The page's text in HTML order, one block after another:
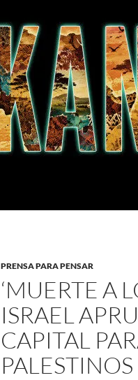
PRENSA PARA PENSAR
‘MUERTE A
ISRAEL
CAPITAL
PALESTINOS